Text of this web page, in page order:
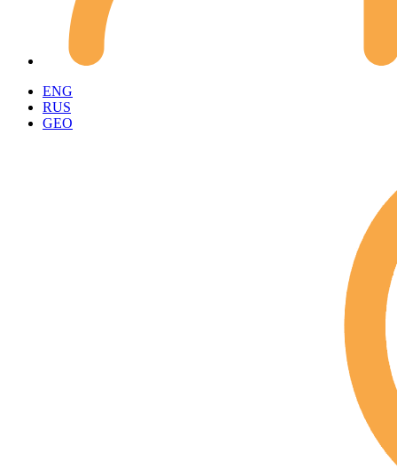
ENG
RUS
GEO